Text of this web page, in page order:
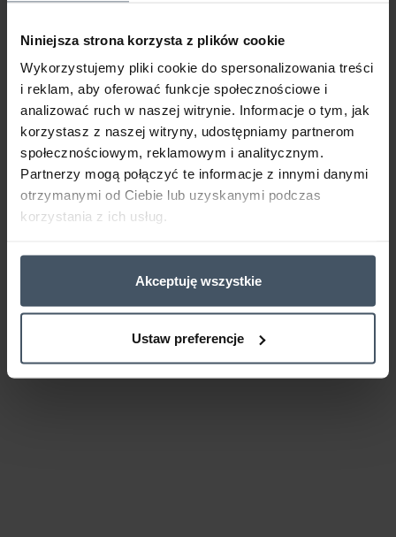
Niniejsza strona korzysta z plików cookie
Wykorzystujemy pliki cookie do spersonalizowania treści
i reklam, aby oferować funkcje społecznościowe i
analizować ruch w naszej witrynie. Informacje o tym, jak
korzystasz z naszej witryny, udostępniamy partnerom
społecznościowym, reklamowym i analitycznym.
Partnerzy mogą połączyć te informacje z innymi danymi
otrzymanymi od Ciebie lub uzyskanymi podczas
korzystania z ich usług.
Akceptuję wszystkie
Ustaw preferencje